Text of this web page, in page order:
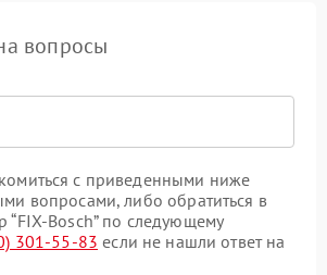
вопросы
с приведенными ниже
вопросами, либо обратиться в
“FIX-Bosch” по следующему
301-55-83 если не нашли ответ на